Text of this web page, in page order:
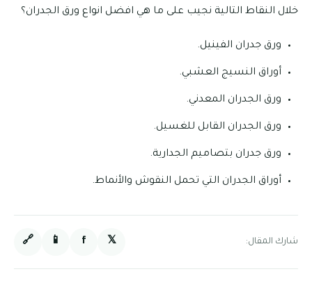
خلال النقاط التالية نجيب على ما هي افضل انواع ورق الجدران؟
ورق جدران الفينيل.
أوراق النسيج العشبي.
ورق الجدران المعدني.
ورق الجدران القابل للغسيل.
ورق جدران بتصاميم الجدارية.
أوراق الجدران التي تحمل النقوش والأنماط.
شارك المقال: 𝕏
f
📱
🔗